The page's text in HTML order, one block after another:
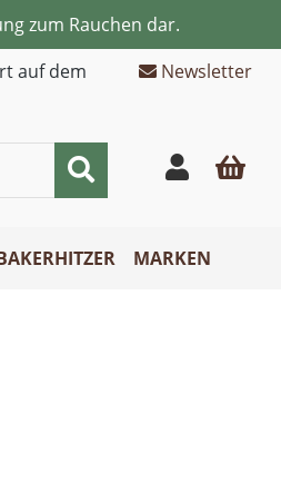
zum Rauchen dar.
auf dem
Newsletter
MARKEN